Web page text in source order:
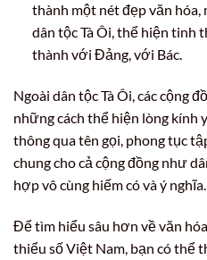
thành một nét đẹp văn
dân tộc Tà Ôi, thể hiện tinh
thành với Đảng, với Bác.
Ngoài dân tộc Tà Ôi, các cộng
những cách thể hiện lòng kính
thông qua tên gọi, phong tục
chung cho cả cộng đồng như
hợp vô cùng hiếm có và ý nghĩa.
Để tìm hiểu sâu hơn về văn
thiểu số Việt Nam, bạn có thể